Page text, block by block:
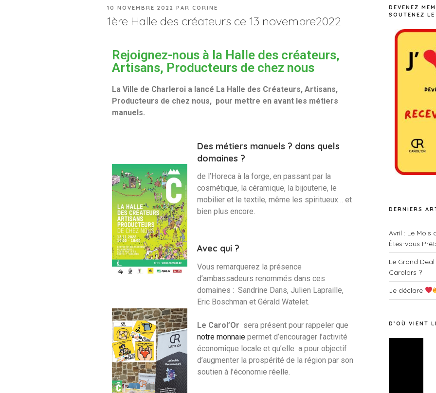
10 NOVEMBRE 2022 PAR CORINE
1ère Halle des créateurs ce 13 novembre2022
Rejoignez-nous à la Halle des créateurs,
Artisans, Producteurs de chez nous
La Ville de Charleroi a lancé La Halle des Créateurs, Artisans,
Producteurs de chez nous, pour mettre en avant les métiers
manuels.
Des métiers manuels ? dans quels
domaines ?
de l’Horeca à la forge, en passant par la
cosmétique, la céramique, la bijouterie, le
mobilier et le textile, même les spiritueux… et
bien plus encore.
Avec qui ?
Vous remarquerez la présence
d’ambassadeurs renommés dans ces
domaines : Sandrine Dans, Julien Lapraille,
Eric Boschman et Gérald Watelet.
Le Carol’Or sera présent pour rappeler que
notre monnaie permet d’encourager l’activité
économique locale et qu’elle a pour objectif
d’augmenter la prospérité de la région par son
soutien à l’économie réelle.
DEVENEZ
SOUTENEZ
DERNIERS
Avril : Le Mois
Êtes-vous
Le Grand
Carolors ?
Je déclare
D’OÙ VIENT